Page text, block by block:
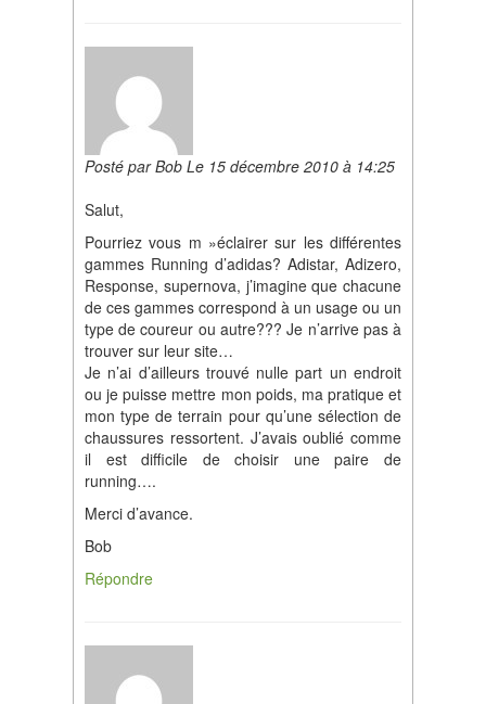
Posté par Bob Le 15 décembre 2010 à 14:25
Salut,
Pourriez vous m »éclairer sur les différentes
gammes Running d’adidas? Adistar, Adizero,
Response, supernova, j’imagine que chacune
de ces gammes correspond à un usage ou un
type de coureur ou autre??? Je n’arrive pas à
trouver sur leur site…
Je n’ai d’ailleurs trouvé nulle part un endroit
ou je puisse mettre mon poids, ma pratique et
mon type de terrain pour qu’une sélection de
chaussures ressortent. J’avais oublié comme
il est difficile de choisir une paire de
running….
Merci d’avance.
Bob
Répondre